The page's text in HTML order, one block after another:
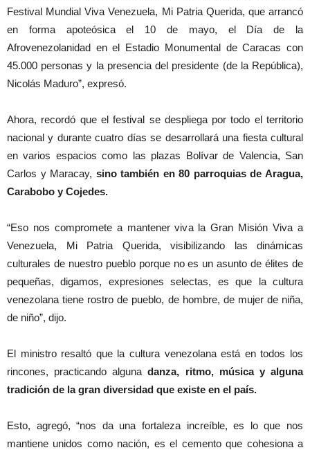
Festival Mundial Viva Venezuela, Mi Patria Querida, que arrancó
en forma apoteósica el 10 de mayo, el Día de la
Afrovenezolanidad en el Estadio Monumental de Caracas con
45.000 personas y la presencia del presidente (de la República),
Nicolás Maduro”, expresó.
Ahora, recordó que el festival se despliega por todo el territorio
nacional y durante cuatro días se desarrollará una fiesta cultural
en varios espacios como las plazas Bolívar de Valencia, San
Carlos y Maracay, sino también en 80 parroquias de Aragua,
Carabobo y Cojedes.
“Eso nos compromete a mantener viva la Gran Misión Viva a
Venezuela, Mi Patria Querida, visibilizando las dinámicas
culturales de nuestro pueblo porque no es un asunto de élites de
pequeñas, digamos, expresiones selectas, es que la cultura
venezolana tiene rostro de pueblo, de hombre, de mujer de niña,
de niño”, dijo.
El ministro resaltó que la cultura venezolana está en todos los
rincones, practicando algunadanza, ritmo, música y alguna
tradición de la gran diversidad que existe en el país.
Esto, agregó, “nos da una fortaleza increíble, es lo que nos
mantiene unidos como nación, es el cemento que cohesiona a